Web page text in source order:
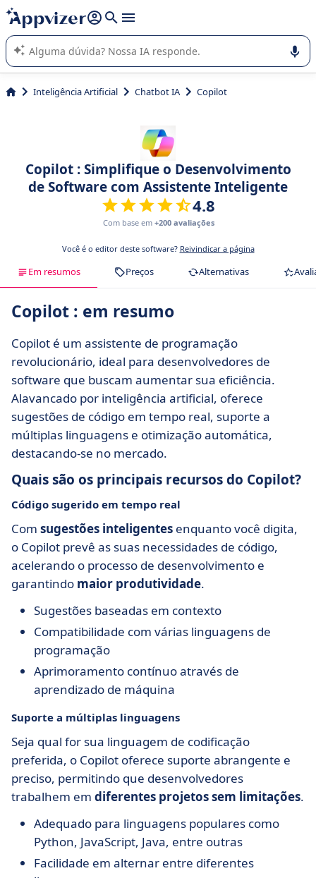
de nossa IA (várias linhas com
A IA do Appvizer o orienta no uso ou na seleção de software
SaaS para sua empresa.
Inteligência Artificial Chatbot IA Copilot
Copilot : Simplifique o Desenvolvimento
de Software com Assistente Inteligente
4.8
Com base em +200 avaliações
Você é o editor deste software? Reivindicar a página
Em resumos Preços Alternativas
Copilot : em resumo
Copilot é um assistente de programação
revolucionário, ideal para desenvolvedores de
software que buscam aumentar sua eficiência.
Alavancado por inteligência artificial, oferece
sugestões de código em tempo real, suporte a
múltiplas linguagens e otimização automática,
destacando-se no mercado.
Quais são os principais recursos do Copilot?
Código sugerido em tempo real
Com sugestões inteligentes enquanto você digita,
o Copilot prevê as suas necessidades de código,
acelerando o processo de desenvolvimento e
garantindo maior produtividade.
Sugestões baseadas em contexto
Compatibilidade com várias linguagens de
programação
Aprimoramento contínuo através de
aprendizado de máquina
Suporte a múltiplas linguagens
Seja qual for sua linguagem de codificação
preferida, o Copilot oferece suporte abrangente e
preciso, permitindo que desenvolvedores
trabalhem em diferentes projetos sem limitações.
Adequado para linguagens populares como
Python, JavaScript, Java, entre outras
Facilidade em alternar entre diferentes